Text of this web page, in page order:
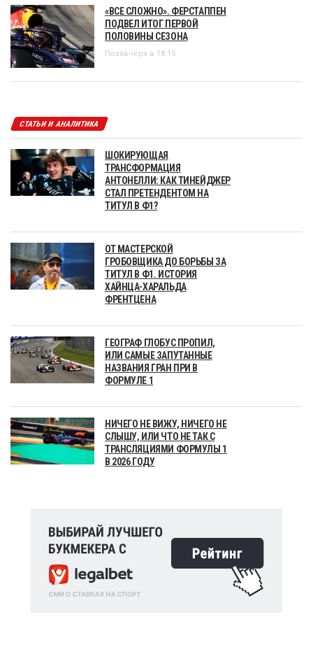
«ВСЕ СЛОЖНО». ФЕРСТАППЕН
ПОДВЕЛ ИТОГ ПЕРВОЙ
ПОЛОВИНЫ СЕЗОНА
Позавчера в 18:15
СТАТЬИ И АНАЛИТИКА
ШОКИРУЮЩАЯ
ТРАНСФОРМАЦИЯ
АНТОНЕЛЛИ: КАК ТИНЕЙДЖЕР
СТАЛ ПРЕТЕНДЕНТОМ НА
ТИТУЛ В Ф1?
ОТ МАСТЕРСКОЙ
ГРОБОВЩИКА ДО БОРЬБЫ ЗА
ТИТУЛ В Ф1. ИСТОРИЯ
ХАЙНЦА-ХАРАЛЬДА
ФРЕНТЦЕНА
ГЕОГРАФ ГЛОБУС ПРОПИЛ,
ИЛИ САМЫЕ ЗАПУТАННЫЕ
НАЗВАНИЯ ГРАН ПРИ В
ФОРМУЛЕ 1
НИЧЕГО НЕ ВИЖУ, НИЧЕГО НЕ
СЛЫШУ, ИЛИ ЧТО НЕ ТАК С
ТРАНСЛЯЦИЯМИ ФОРМУЛЫ 1
В 2026 ГОДУ